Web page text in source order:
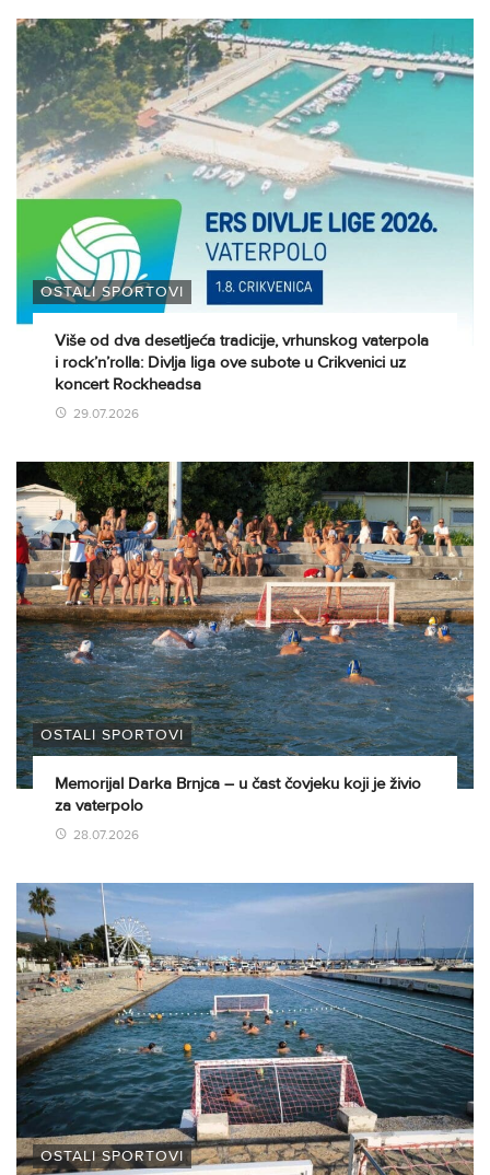
OSTALI SPORTOVI
Više od dva desetljeća tradicije, vrhunskog vaterpola
i rock’n’rolla: Divlja liga ove subote u Crikvenici uz
koncert Rockheadsa
29.07.2026
OSTALI SPORTOVI
Memorijal Darka Brnjca – u čast čovjeku koji je živio
za vaterpolo
28.07.2026
OSTALI SPORTOVI